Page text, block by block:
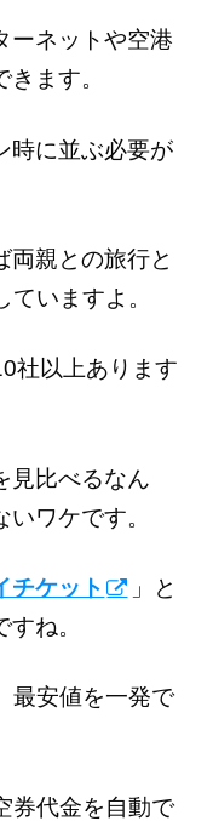
ーネットや空港
ます。
時に並ぶ必要が
両親との旅行と
いますよ。
社以上あります
見比べるなん
ワケです。
チケット
」と
ね。
最安値を一発で
券代金を自動で